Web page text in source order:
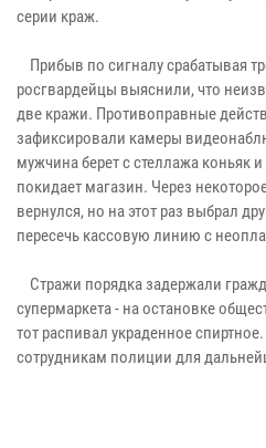
серии краж.
Прибыв по сигналу срабатывая
росгвардейцы выяснили, что
две кражи. Противоправные
зафиксировали камеры
мужчина берет с стеллажа коньяк
покидает магазин. Через
вернулся, но на этот раз выбрал
пересечь кассовую линию с
Стражи порядка задержали
супермаркета - на остановке
тот распивал украденное
сотрудникам полиции для